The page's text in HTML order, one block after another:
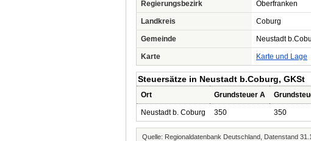
Regierungsbezirk Oberfranken
Landkreis Coburg
Gemeinde Neustadt
Karte Karte und Lage
Steuersätze in Neustadt b.Coburg, GKSt
Ort Grundsteuer A
Neustadt b. Coburg 350 350
Quelle: Regionaldatenbank Deutschland, Datenstand